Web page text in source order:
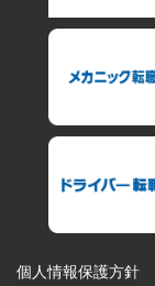
個人情報保護方針